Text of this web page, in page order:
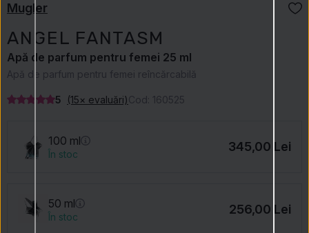
Mugler
ANGEL FANTASM
Apă de parfum pentru femei 25 ml
Apă de parfum pentru femei reîncărcabilă
5 (15× evaluări)Cod: 160525
100 ml
În stoc 345,00 Lei
50 ml
În stoc 256,00 Lei